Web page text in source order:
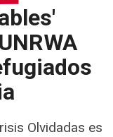
Olvidadas es